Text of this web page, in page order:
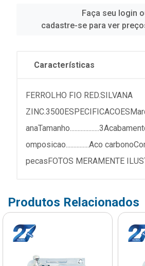
Faça seu login
cadastre-se para ver
Características
FERROLHO FIO RED.SILVANA
omposicao...............Aco
pecasFOTOS MERAMENTE
Produtos Relacionados